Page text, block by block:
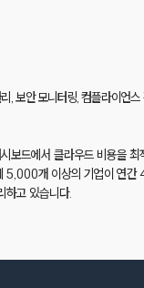
보안 모니터링, 컴플라이언스
드에서 클라우드 비용을 최
5,000개 이상의 기업이 연간
고 있습니다.